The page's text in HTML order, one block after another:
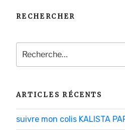
RECHERCHER
pour
:
ARTICLES RÉCENTS
suivre mon colis KALISTA